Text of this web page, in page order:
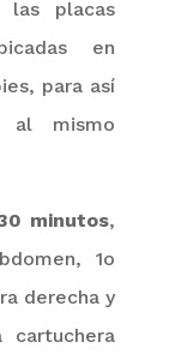
las placas
en
para así
al mismo
minutos,
1o
derecha y